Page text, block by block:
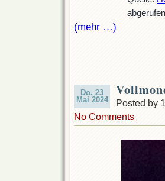
(mehr …)
Do. 23
Mai 2024
Posted by
No Comments